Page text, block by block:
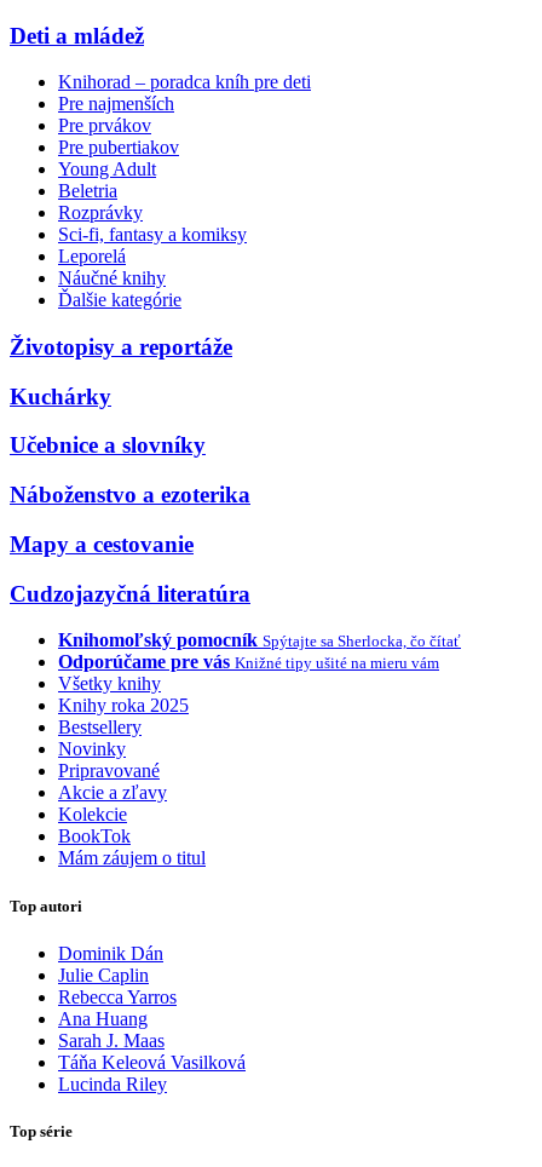
Deti a mládež
Knihorad – poradca kníh pre deti
Pre najmenších
Pre prvákov
Pre pubertiakov
Young Adult
Beletria
Rozprávky
Sci-fi, fantasy a komiksy
Leporelá
Náučné knihy
Ďalšie kategórie
Životopisy a reportáže
Kuchárky
Učebnice a slovníky
Náboženstvo a ezoterika
Mapy a cestovanie
Cudzojazyčná literatúra
Knihomoľský pomocník Spýtajte sa Sherlocka, čo čítať
Odporúčame pre vás Knižné tipy ušité na mieru vám
Všetky knihy
Knihy roka 2025
Bestsellery
Novinky
Pripravované
Akcie a zľavy
Kolekcie
BookTok
Mám záujem o titul
Top autori
Dominik Dán
Julie Caplin
Rebecca Yarros
Ana Huang
Sarah J. Maas
Táňa Keleová Vasilková
Lucinda Riley
Top série